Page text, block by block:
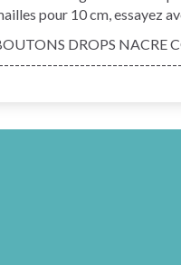
pour 10 cm, essayez
DROPS NACRE